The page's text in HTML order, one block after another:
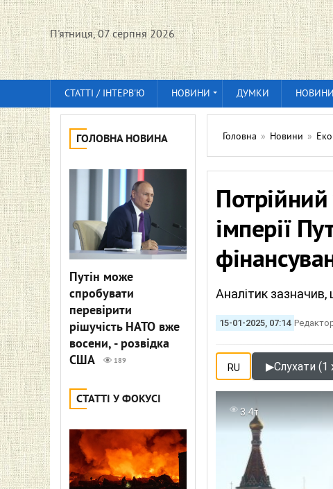
П'ятниця, 07 серпня 2026
СТАТТІ / ІНТЕРВ'Ю НОВИНИ ДУМКИ
ГОЛОВНА НОВИНА
Путін може
спробувати
перевірити
рішучість НАТО вже
восени, - розвідка
США
189
СТАТТІ У ФОКУСІ
Головна » Новини »
імперії
Аналітик
15-01-2025, 07:14
RU ▶Слухати (1
3.4т